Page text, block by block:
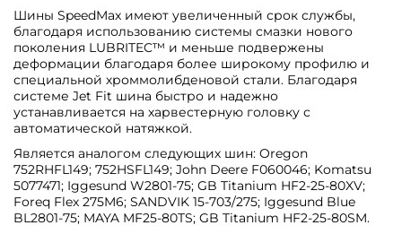
Шины SpeedMax имеют увеличенный срок службы,
благодаря использованию системы смазки нового
поколения LUBRITEC™ и меньше подвержены
деформации благодаря более широкому профилю и
специальной хроммолибденовой стали. Благодаря
системе Jet Fit шина быстро и надежно
устанавливается на харвестерную головку с
автоматической натяжкой.
Является аналогом следующих шин: Oregon
752RHFL149; 752HSFL149; John Deere F060046; Komatsu
5077471; Iggesund W2801-75; GB Titanium HF2-25-80XV;
Foreq Flex 275M6; SANDVIK 15-703/275; Iggesund Blue
BL2801-75; MAYA MF25-80TS; GB Titanium HF2-25-80SM.